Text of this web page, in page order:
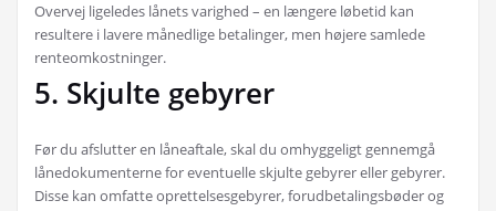
Overvej ligeledes lånets varighed – en længere løbetid kan
resultere i lavere månedlige betalinger, men højere samlede
renteomkostninger.
5. Skjulte gebyrer
Før du afslutter en låneaftale, skal du omhyggeligt gennemgå
lånedokumenterne for eventuelle skjulte gebyrer eller gebyrer.
Disse kan omfatte oprettelsesgebyrer, forudbetalingsbøder og